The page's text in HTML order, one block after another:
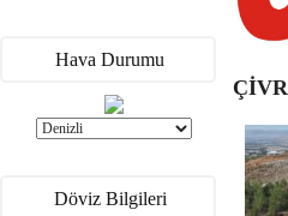
Hava Durumu
Döviz Bilgileri